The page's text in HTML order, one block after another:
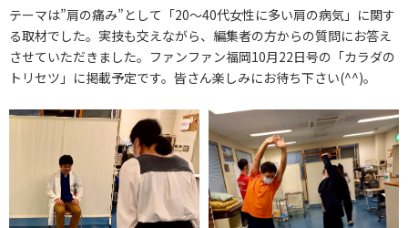
テーマは”肩の痛み”として「20～40代女性に多い肩の病気」に関す
る取材でした。実技も交えながら、編集者の方からの質問にお答え
させていただきました。ファンファン福岡10月22日号の「カラダの
トリセツ」に掲載予定です。皆さん楽しみにお待ち下さい(^^)。